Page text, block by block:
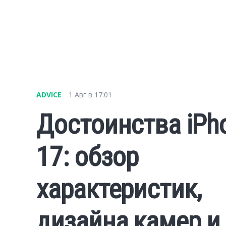
ADVICE 1 Авг в 17:01
Достоинства
17: обзор
характеристик,